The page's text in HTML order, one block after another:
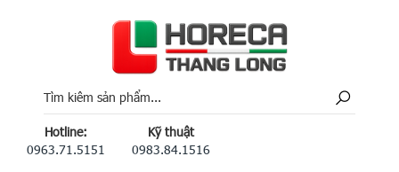
Hotline:
0963.71.5151
Kỹ thuật
0983.84.1516